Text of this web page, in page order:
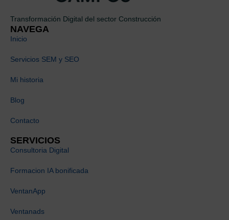
Transformación Digital del sector Construcción
NAVEGA
Inicio
Servicios SEM y SEO
Mi historia
Blog
Contacto
SERVICIOS
Consultoria Digital
Formacion IA bonificada
VentanApp
Ventanads